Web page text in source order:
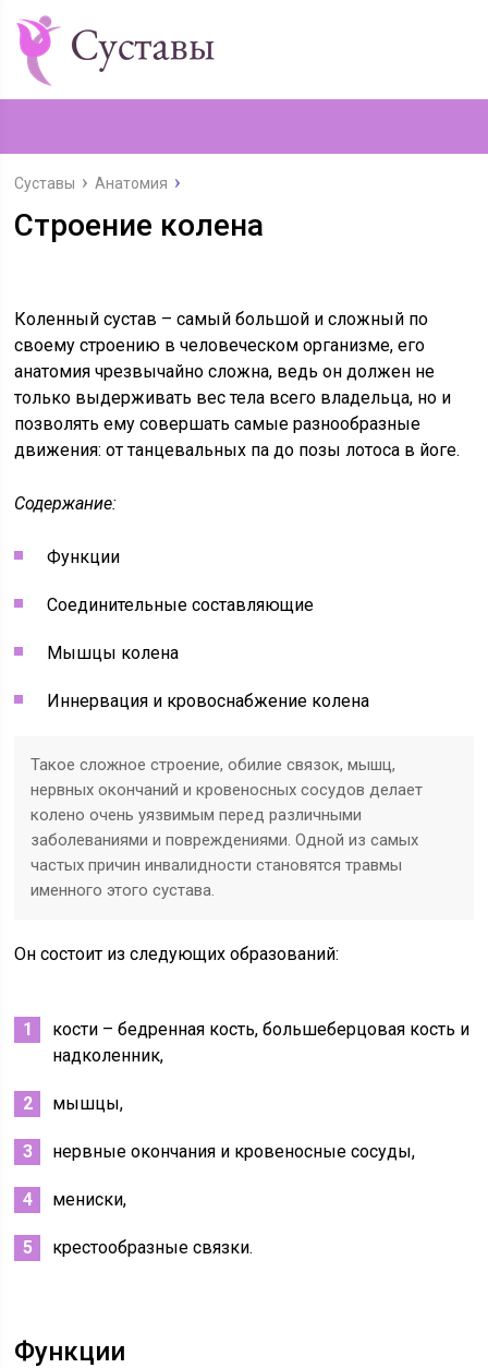
Суставы Анатомия
Строение колена
Коленный сустав – самый большой и сложный по
своему строению в человеческом организме, его
анатомия чрезвычайно сложна, ведь он должен не
только выдерживать вес тела всего владельца, но и
позволять ему совершать самые разнообразные
движения: от танцевальных па до позы лотоса в йоге.
Содержание:
Функции
Соединительные составляющие
Мышцы колена
Иннервация и кровоснабжение колена
Такое сложное строение, обилие связок, мышц,
нервных окончаний и кровеносных сосудов делает
колено очень уязвимым перед различными
заболеваниями и повреждениями. Одной из самых
частых причин инвалидности становятся травмы
именного этого сустава.
Он состоит из следующих образований:
кости – бедренная кость, большеберцовая кость и
надколенник,
мышцы,
нервные окончания и кровеносные сосуды,
мениски,
крестообразные связки.
Функции